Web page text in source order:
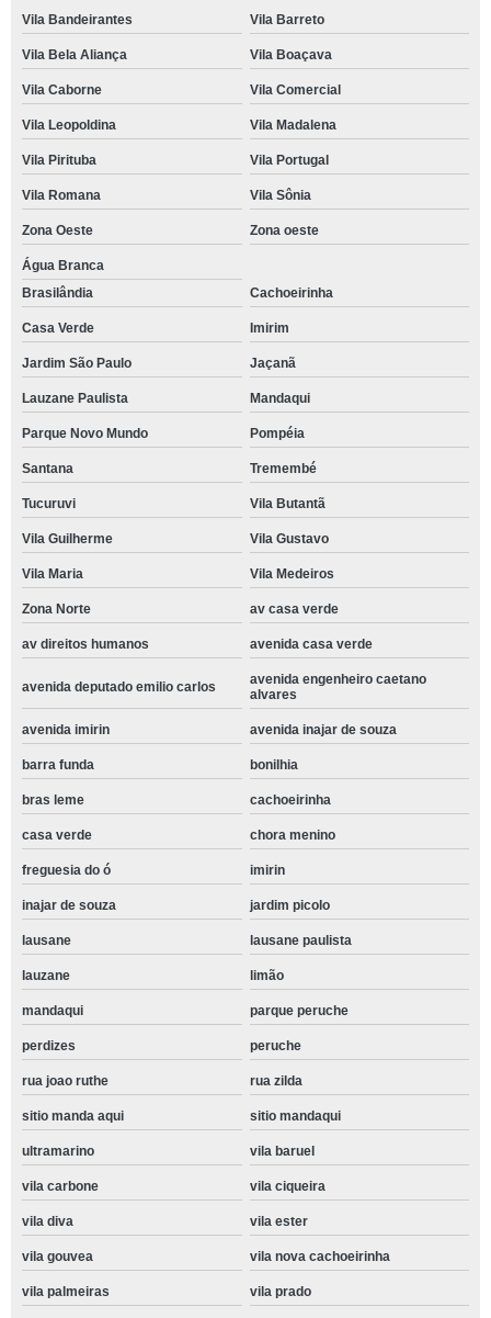
Vila Bandeirantes Vila Barreto
Vila Bela Aliança Vila Boaçava
Vila Caborne Vila Comercial
Vila Leopoldina Vila Madalena
Vila Pirituba Vila Portugal
Vila Romana Vila Sônia
Zona Oeste Zona oeste
Água Branca
Brasilândia
Cachoeirinha
Casa Verde Imirim
Jardim São Paulo Jaçanã
Lauzane Paulista Mandaqui
Parque Novo Mundo Pompéia
Santana Tremembé
Tucuruvi Vila Butantã
Vila Guilherme Vila Gustavo
Vila Maria Vila Medeiros
Zona Norte av casa verde
av direitos humanos avenida casa verde
avenida deputado emilio carlos
avenida engenheiro caetano
alvares
avenida imirin avenida inajar de souza
barra funda bonilhia
bras leme cachoeirinha
casa verde chora menino
freguesia do ó imirin
inajar de souza jardim picolo
lausane lausane paulista
lauzane limão
mandaqui parque peruche
perdizes peruche
rua joao ruthe rua zilda
sitio manda aqui sitio mandaqui
ultramarino vila baruel
vila carbone vila ciqueira
vila diva vila ester
vila gouvea vila nova cachoeirinha
vila palmeiras vila prado